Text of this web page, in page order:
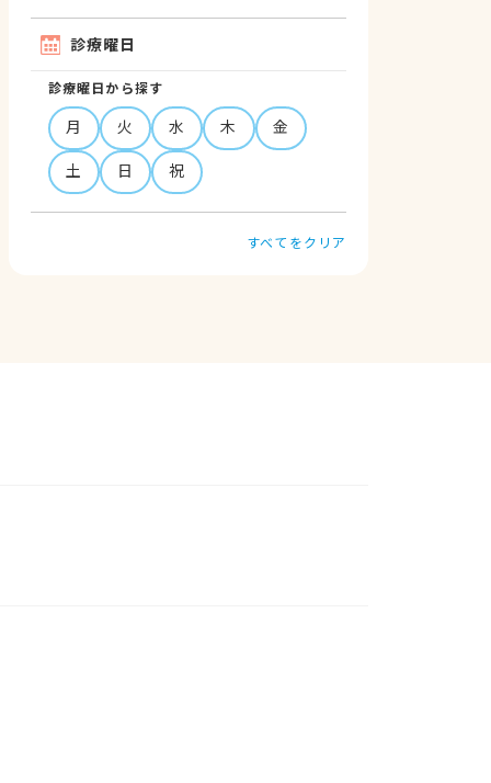
診療曜日
診療曜日から探す
月 火 水 木
金
土
日 祝
すべてをクリア